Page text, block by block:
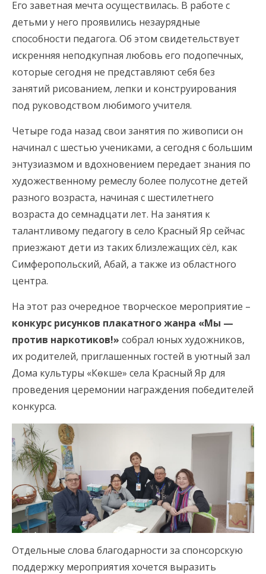
Его заветная мечта осуществилась. В работе с
детьми у него проявились незаурядные
способности педагога. Об этом свидетельствует
искренняя неподкупная любовь его подопечных,
которые сегодня не представляют себя без
занятий рисованием, лепки и конструирования
под руководством любимого учителя.
Четыре года назад свои занятия по живописи он
начинал с шестью учениками, а сегодня с большим
энтузиазмом и вдохновением передает знания по
художественному ремеслу более полусотне детей
разного возраста, начиная с шестилетнего
возраста до семнадцати лет. На занятия к
талантливому педагогу в село Красный Яр сейчас
приезжают дети из таких близлежащих сёл, как
Симферопольский, Абай, а также из областного
центра.
На этот раз очередное творческое мероприятие –
конкурс рисунков плакатного жанра «Мы —
против наркотиков!» собрал юных художников,
их родителей, приглашенных гостей в уютный зал
Дома культуры «Көкше» села Красный Яр для
проведения церемонии награждения победителей
конкурса.
Отдельные слова благодарности за спонсорскую
поддержку мероприятия хочется выразить